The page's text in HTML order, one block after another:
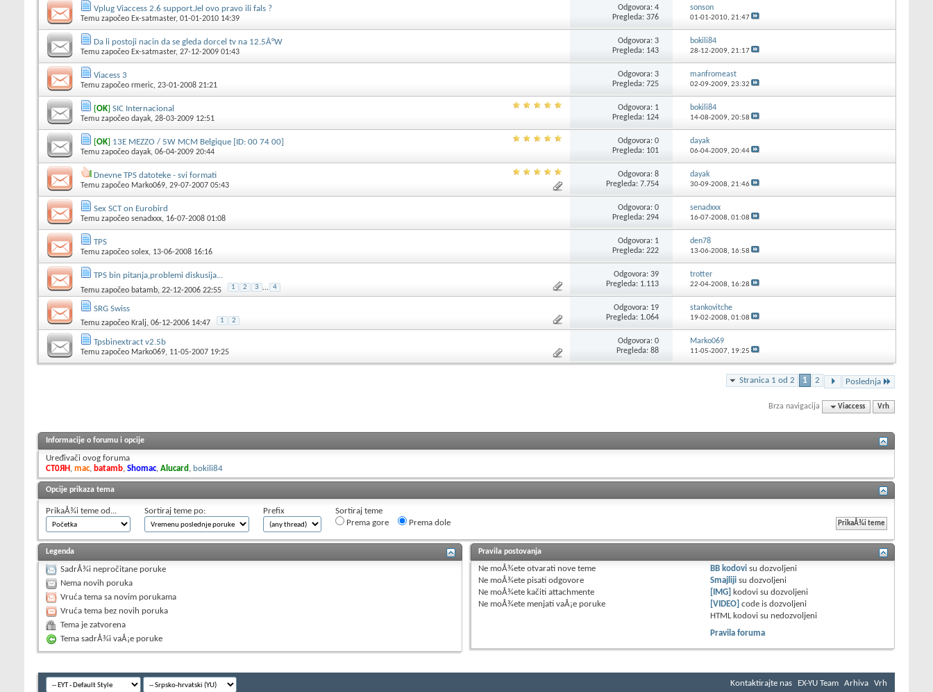
Vplug Viaccess 2.6 support.Jel ovo pravo ili fals ?
Temu započeo Ex-satmaster, 01-01-2010 14:39
Odgovora: 4
Pregleda: 376
sonson
01-01-2010, 21:47
Da li postoji nacin da se gleda dorcel tv na 12.5Â°W
Temu započeo Ex-satmaster, 27-12-2009 01:43
Odgovora: 3
Pregleda: 143
bokili84
28-12-2009, 21:17
Viacess 3
Temu započeo rmeric, 23-01-2008 21:21
Odgovora: 3
Pregleda: 725
manfromeast
02-09-2009, 23:32
[OK] SIC Internacional
Temu započeo dayak, 28-03-2009 12:51
Odgovora: 1
Pregleda: 124
bokili84
14-08-2009, 20:58
[OK] 13E MEZZO / 5W MCM Belgique [ID: 00 74 00]
Temu započeo dayak, 06-04-2009 20:44
Odgovora: 0
Pregleda: 101
dayak
06-04-2009, 20:44
Dnevne TPS datoteke - svi formati
Temu započeo Marko069, 29-07-2007 05:43
Odgovora: 8
Pregleda: 7.754
dayak
30-09-2008, 21:46
Sex SCT on Eurobird
Temu započeo senadxxx, 16-07-2008 01:08
Odgovora: 0
Pregleda: 294
senadxxx
16-07-2008, 01:08
TPS
Temu započeo solex, 13-06-2008 16:16
Odgovora: 1
Pregleda: 222
den78
13-06-2008, 16:58
TPS bin pitanja,problemi diskusija...
Temu započeo batamb, 22-12-2006 22:55 1 2 3 ... 4
Odgovora: 39
Pregleda: 1.113
trotter
22-04-2008, 16:28
SRG Swiss
Temu započeo Kralj, 06-12-2006 14:47 1 2
Odgovora: 19
Pregleda: 1.064
stankovitche
19-02-2008, 01:08
Tpsbinextract v2.5b
Temu započeo Marko069, 11-05-2007 19:25
Odgovora: 0
Pregleda: 88
Marko069
11-05-2007, 19:25
Stranica 1 od 2 1 2 Poslednja
Brza navigacija Viaccess Vrh
Informacije o forumu i opcije
Uređivači ovog foruma
CT0ЯH , mac, batamb, Shomac, Alucard , bokili84
Opcije prikaza tema
PrikaÅ¾i teme od... Sortiraj teme po: Prefix
Sortiraj teme
Prema gore
Prema dole
Legenda
SadrÅ¾i nepročitane poruke
Nema novih poruka
Vruća tema sa novim porukama
Vruća tema bez novih poruka
Tema je zatvorena
Tema sadrÅ¾i vaÅ¡e poruke
Pravila postovanja
Ne moÅ¾ete otvarati nove teme
Ne moÅ¾ete pisati odgovore
Ne moÅ¾ete kačiti attachmente
Ne moÅ¾ete menjati vaÅ¡e poruke
BB kodovi sudozvoljeni
Smajliji sudozvoljeni
[IMG] kodovi sudozvoljeni
[VIDEO] code isdozvoljeni
HTML kodovi su nedozvoljeni
Pravila foruma
Kontaktirajte nas EX-YU Team Arhiva Vrh